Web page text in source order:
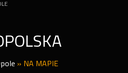
» NA MAPIE